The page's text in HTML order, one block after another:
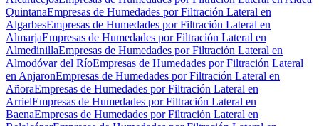
QuintanaEmpresas de Humedades por Filtración Lateral en
AlgarbesEmpresas de Humedades por Filtración Lateral en
AlmarjaEmpresas de Humedades por Filtración Lateral en
AlmedinillaEmpresas de Humedades por Filtración Lateral en
Almodóvar del RíoEmpresas de Humedades por Filtración Lateral
en AnjaronEmpresas de Humedades por Filtración Lateral en
AñoraEmpresas de Humedades por Filtración Lateral en
ArrielEmpresas de Humedades por Filtración Lateral en
BaenaEmpresas de Humedades por Filtración Lateral en